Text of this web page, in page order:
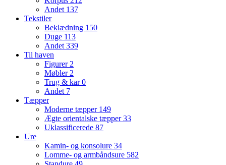
Andet 137
Tekstiler
Beklædning 150
Duge 113
Andet339
Til haven
Figurer2
Møbler2
Trug & kar0
Andet 7
Tæpper
Moderne tæpper 149
Ægte orientalske tæpper33
Uklassificerede 87
Ure
Kamin- og konsolure 34
Lomme- og armbåndsure 582